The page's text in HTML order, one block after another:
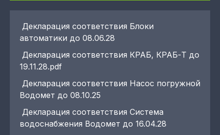
Декларация соответствия Блоки
автоматики до 08.06.28
Декларация соответствия КРАБ, КРАБ-Т до
19.11.28.pdf
Декларация соответствия Насос погружной
Водомет до 08.10.25
Декларация соответствия Система
водоснабжения Водомет до 16.04.28